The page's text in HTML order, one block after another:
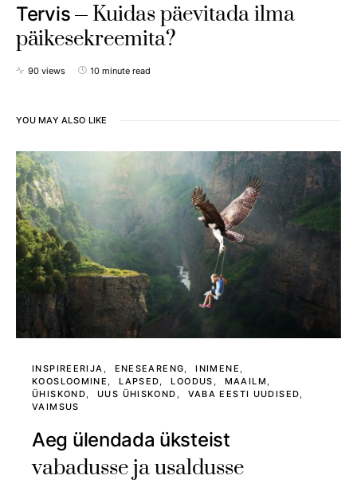
Tervis
Kuidas päevitada ilma
päikesekreemita?
90 views 10 minute read
YOU MAY ALSO LIKE
INSPIREERIJA ENESEARENG
INIMENE
KOOSLOOMINE
LAPSED LOODUS
MAAILM
ÜHISKOND
UUS ÜHISKOND
VABA EESTI UUDISED
VAIMSUS
Aeg ülendada üksteist
vabadusse ja usaldusse